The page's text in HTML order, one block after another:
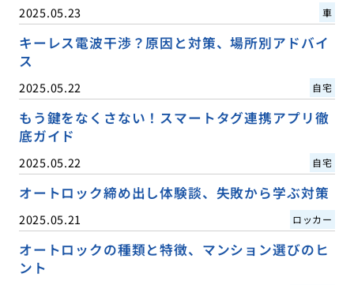
2025.05.23 車
キーレス電波干渉？原因と対策、場所別アドバイ
ス
2025.05.22 自宅
もう鍵をなくさない！スマートタグ連携アプリ徹
底ガイド
2025.05.22 自宅
オートロック締め出し体験談、失敗から学ぶ対策
2025.05.21 ロッカー
オートロックの種類と特徴、マンション選びのヒ
ント